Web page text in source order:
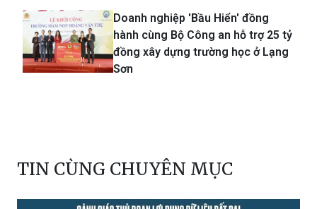
Doanh nghiệp 'Bầu Hiển' đồng
hành cùng Bộ Công an hỗ trợ 25 tỷ
đồng xây dựng trường học ở Lạng
Sơn
TIN CÙNG CHUYÊN MỤC